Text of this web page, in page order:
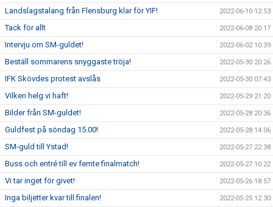
Landslagstalang från Flensburg klar för YIF! 2022-06-10 12:53
Tack för allt 2022-06-08 20:17
Intervju om SM-guldet! 2022-06-02 10:39
Beställ sommarens snyggaste tröja! 2022-05-30 20:26
IFK Skövdes protest avslås 2022-05-30 07:43
Vilken helg vi haft! 2022-05-29 21:20
Bilder från SM-guldet! 2022-05-28 20:36
Guldfest på söndag 15.00! 2022-05-28 14:06
SM-guld till Ystad! 2022-05-27 22:38
Buss och entré till ev femte finalmatch! 2022-05-27 10:22
Vi tar inget för givet! 2022-05-26 18:57
Inga biljetter kvar till finalen! 2022-05-25 12:30